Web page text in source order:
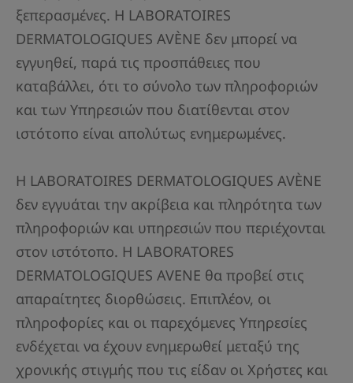
ξεπερασμένες. Η LABORATOIRES
DERMATOLOGIQUES AVÈNE δεν μπορεί να
εγγυηθεί, παρά τις προσπάθειες που
καταβάλλει, ότι το σύνολο των πληροφοριών
και των Υπηρεσιών που διατίθενται στον
ιστότοπο είναι απολύτως ενημερωμένες.
Η LABORATOIRES DERMATOLOGIQUES AVÈNE
δεν εγγυάται την ακρίβεια και πληρότητα των
πληροφοριών και υπηρεσιών που περιέχονται
στον ιστότοπο. Η LABORATORES
DERMATOLOGIQUES AVENE θα προβεί στις
απαραίτητες διορθώσεις. Επιπλέον, οι
πληροφορίες και οι παρεχόμενες Υπηρεσίες
ενδέχεται να έχουν ενημερωθεί μεταξύ της
χρονικής στιγμής που τις είδαν οι Χρήστες και